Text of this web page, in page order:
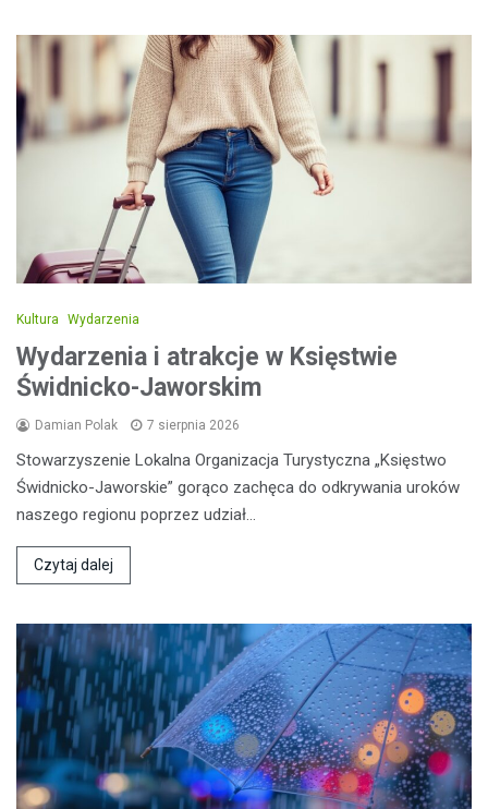
Kultura Wydarzenia
Wydarzenia i atrakcje w Księstwie
Świdnicko-Jaworskim
Damian Polak 7 sierpnia 2026
Stowarzyszenie Lokalna Organizacja Turystyczna „Księstwo
Świdnicko-Jaworskie” gorąco zachęca do odkrywania uroków
naszego regionu poprzez udział…
Czytaj dalej